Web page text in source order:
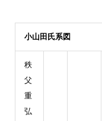
小山田氏系図
秩
父
重
弘